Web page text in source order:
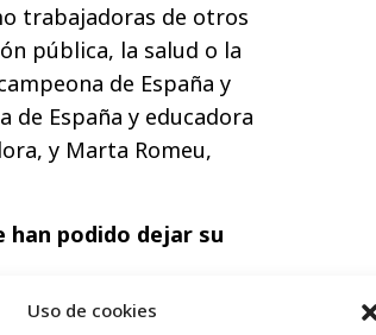
Uso de cookies
trabajadoras de otros
pública, la salud o la
de España y
de España y educadora
y Marta Romeu,
han podido dejar su
cuenta con unos